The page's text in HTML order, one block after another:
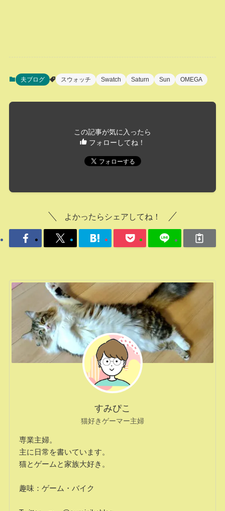
夫ブログ スウォッチ Swatch Saturn Sun OMEGA
この記事が気に入ったら
フォローしてね！
よかったらシェアしてね！
すみぴこ
猫好きゲーマー主婦
専業主婦。
主に日常を書いています。
猫とゲームと家族大好き。
趣味：ゲーム・バイク